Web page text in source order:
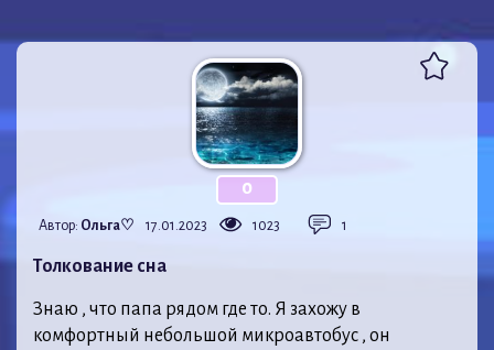
0
Автор: Ольга♡ 17.01.2023 1023 1
Толкование сна
Знаю , что папа рядом где то. Я захожу в
комфортный небольшой микроавтобус , он